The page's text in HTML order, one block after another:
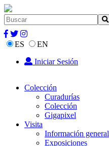
ES
EN
Iniciar Sesión
Colección
Curadurías
Colección
Gigapixel
Visita
Información general
Exposiciones